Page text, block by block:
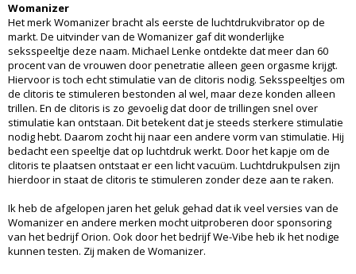
Womanizer
Het merk Womanizer bracht als eerste de luchtdrukvibrator op de
markt. De uitvinder van de Womanizer gaf dit wonderlijke
seksspeeltje deze naam. Michael Lenke ontdekte dat meer dan 60
procent van de vrouwen door penetratie alleen geen orgasme krijgt.
Hiervoor is toch echt stimulatie van de clitoris nodig. Seksspeeltjes om
de clitoris te stimuleren bestonden al wel, maar deze konden alleen
trillen. En de clitoris is zo gevoelig dat door de trillingen snel over
stimulatie kan ontstaan. Dit betekent dat je steeds sterkere stimulatie
nodig hebt. Daarom zocht hij naar een andere vorm van stimulatie. Hij
bedacht een speeltje dat op luchtdruk werkt. Door het kapje om de
clitoris te plaatsen ontstaat er een licht vacuüm. Luchtdrukpulsen zijn
hierdoor in staat de clitoris te stimuleren zonder deze aan te raken.
Ik heb de afgelopen jaren het geluk gehad dat ik veel versies van de
Womanizer en andere merken mocht uitproberen door sponsoring
van het bedrijf Orion. Ook door het bedrijf We-Vibe heb ik het nodige
kunnen testen. Zij maken de Womanizer.